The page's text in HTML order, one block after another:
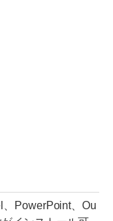
PowerPoint、Ou